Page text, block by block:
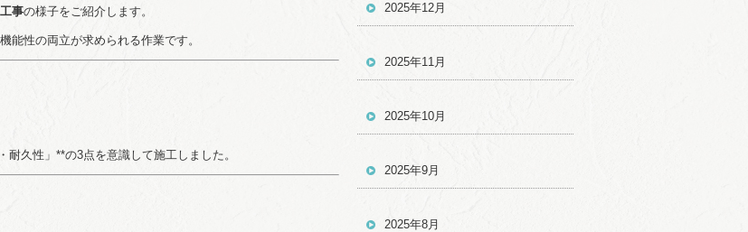
事の様子をご紹介します。
能性の両立が求められる作業です。
久性」**の3点を意識して施工しました。
2025年12月
2025年11月
2025年10月
2025年9月
2025年8月